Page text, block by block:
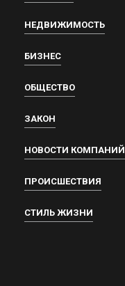
НЕДВИЖИМОСТЬ
БИЗНЕС
ОБЩЕСТВО
ЗАКОН
НОВОСТИ КОМПАНИЙ
ПРОИСШЕСТВИЯ
СТИЛЬ ЖИЗНИ